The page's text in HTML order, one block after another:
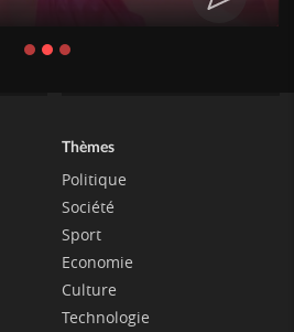
Thèmes
Politique
Société
Sport
Economie
Culture
Technologie